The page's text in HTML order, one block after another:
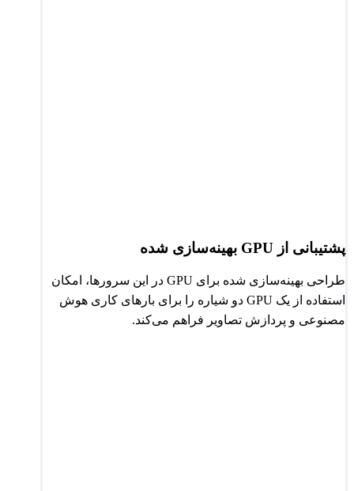
پشتیبانی از GPU بهینه‌سازی شده
طراحی بهینه‌سازی شده برای GPU در این سرورها، امکان
استفاده از یک GPU دو شیاره را برای بارهای کاری هوش
مصنوعی و پردازش تصاویر فراهم می‌کند.